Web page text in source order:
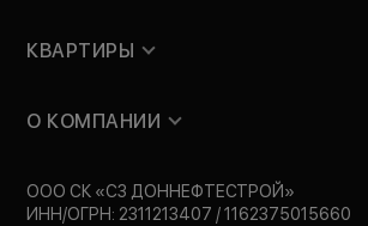
КВАРТИРЫ
О КОМПАНИИ
ООО СК «СЗ ДОННЕФТЕСТРОЙ»
ИНН/ОГРН: 2311213407 / 1162375015660